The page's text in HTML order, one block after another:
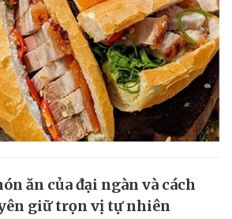
ăn của đại ngàn và cách
giữ trọn vị tự nhiên